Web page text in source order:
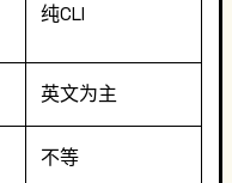
纯CLI
英文为主
不等